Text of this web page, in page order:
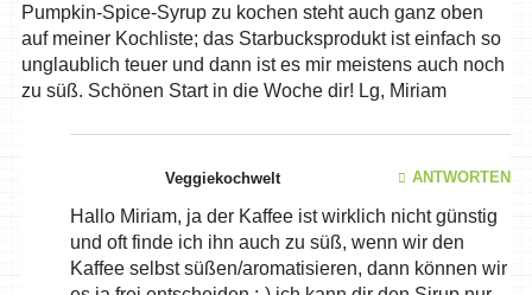
Pumpkin-Spice-Syrup zu kochen steht auch ganz oben
auf meiner Kochliste; das Starbucksprodukt ist einfach so
unglaublich teuer und dann ist es mir meistens auch noch
zu süß. Schönen Start in die Woche dir! Lg, Miriam
Veggiekochwelt ANTWORTEN
Hallo Miriam, ja der Kaffee ist wirklich nicht günstig
und oft finde ich ihn auch zu süß, wenn wir den
Kaffee selbst süßen/aromatisieren, dann können wir